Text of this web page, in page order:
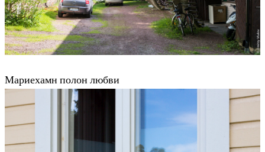
Мариехамн полон любви